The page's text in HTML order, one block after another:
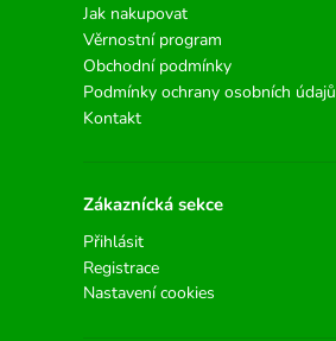
Jak nakupovat
Věrnostní program
Obchodní podmínky
Podmínky ochrany osobních údajů
Kontakt
Zákaznícká sekce
Přihlásit
Registrace
Nastavení cookies